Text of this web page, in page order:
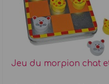
Jeu du morpion chat